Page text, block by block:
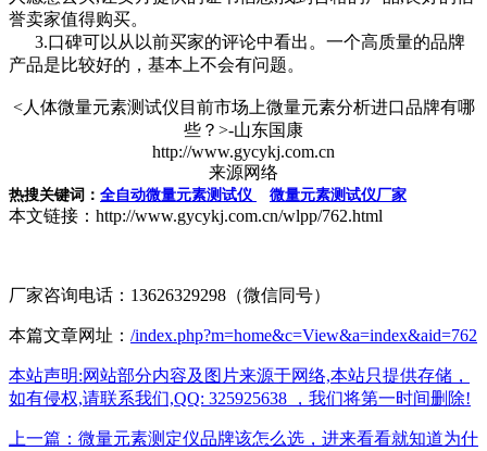
誉卖家值得购买。
3.口碑可以从以前买家的评论中看出。一个高质量的品牌
产品是比较好的，基本上不会有问题。
<人体微量元素测试仪目前市场上微量元素分析进口品牌有哪
些？>-山东国康
http://www.gycykj.com.cn
来源网络
热搜关键词： 全自动微量元素测试仪 微量元素测试仪厂家
本文链接：http://www.gycykj.com.cn/wlpp/762.html
厂家咨询电话：13626329298（微信同号）
本篇文章网址： /index.php?m=home&c=View&a=index&aid=762
本站声明:网站部分内容及图片来源于网络,本站只提供存储，
如有侵权,请联系我们,QQ: 325925638 ，我们将第一时间删除!
上一篇：微量元素测定仪品牌该怎么选，进来看看就知道为什